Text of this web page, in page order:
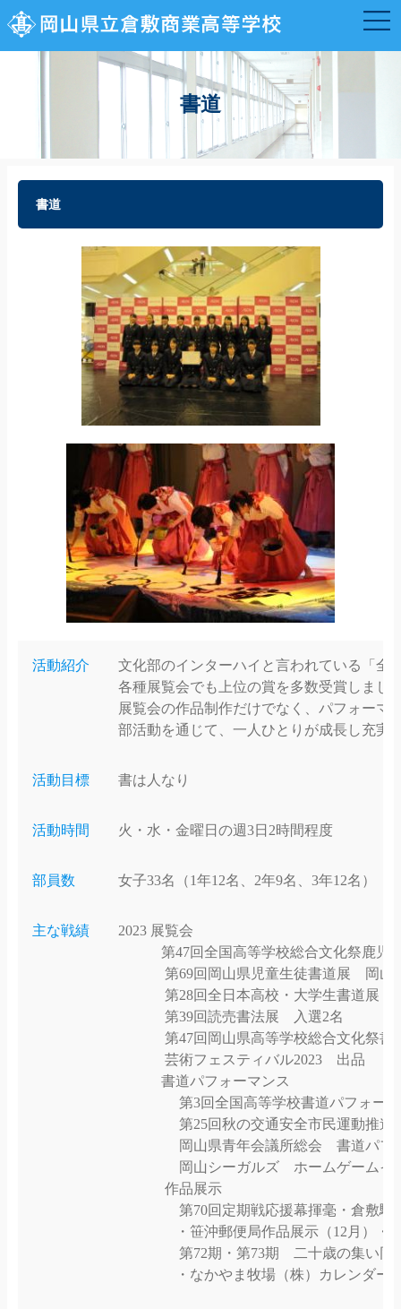
書道
書道
活動紹介
文化部のインターハイと言われている「全
各種展覧会でも上位の賞を多数受賞しまし
展覧会の作品制作だけでなく、パフォーマ
部活動を通じて、一人ひとりが成長し充実
活動目標 書は人なり
活動時間 火・水・金曜日の週3日2時間程度
部員数 女子33名（1年12名、2年9名、3年12名）
主な戦績
2023 展覧会
第47回全国高等学校総合文化祭鹿児
第69回岡山県児童生徒書道展 岡山市
第28回全日本高校・大学生書道展
第39回読売書法展 入選2名
第47回岡山県高等学校総合文化祭書道
芸術フェスティバル2023 出品
書道パフォーマンス
第3回全国高等学校書道パフォーマ
第25回秋の交通安全市民運動推進大
岡山県青年会議所総会 書道パフォ
岡山シーガルズ ホームゲームイ
作品展示
第70回定期戦応援幕揮毫・倉敷駅前
・笹沖郵便局作品展示（12月）・
第72期・第73期 二十歳の集い同窓
・なかやま牧場（株）カレンダー揮